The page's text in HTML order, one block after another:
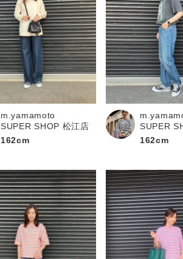
お知らせ
ご利用ガイド
ギフトラッピ
お問い合わせ
この条件で絞り
m.yamamoto
SUPER SHOP 松江店
162cm
SUPER
162cm